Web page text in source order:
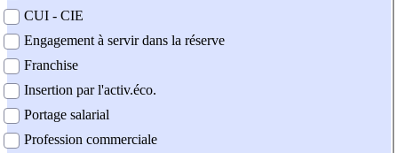
CUI - CIE
Engagement à servir dans la réserve
Franchise
Insertion par l'activ.éco.
Portage salarial
Profession commerciale